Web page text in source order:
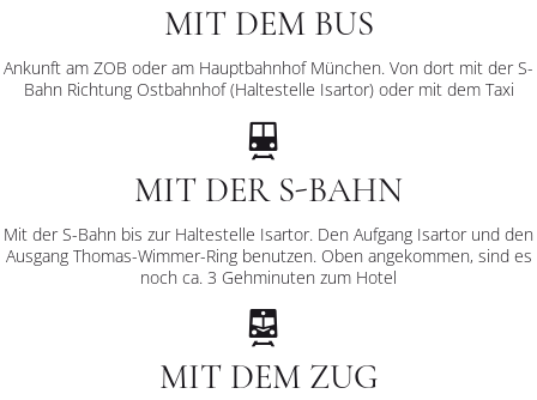
MIT DEM BUS
Ankunft am ZOB oder am Hauptbahnhof München. Von dort mit der S-
Bahn Richtung Ostbahnhof (Haltestelle Isartor) oder mit dem Taxi
MIT DER S-BAHN
Mit der S-Bahn bis zur Haltestelle Isartor. Den Aufgang Isartor und den
Ausgang Thomas-Wimmer-Ring benutzen. Oben angekommen, sind es
noch ca. 3 Gehminuten zum Hotel
MIT DEM ZUG